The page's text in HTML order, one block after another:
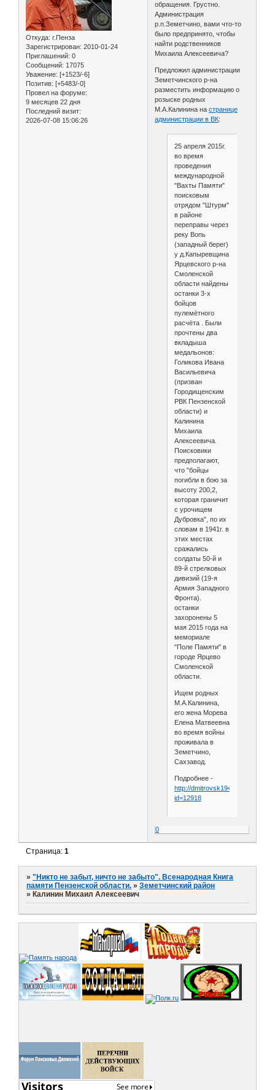
Откуда: г.Пенза
Зарегистрирован: 2010-01-24
Приглашений: 0
Сообщений: 17075
Уважение: [+1523/-6]
Позитив: [+5483/-0]
Провел на форуме:
9 месяцев 22 дня
Последний визит:
2026-07-08 15:06:26
обращения. Грустно.
Администрация
р.п.Земетчино, вами что-то
было предпринято, чтобы
найти родственников
Михаила Алексеевича?
Предложил администрации
Земетчинского р-на
разместить информацию о
розыске родных
М.А.Калинина настранице
администрации в ВК:
25 апреля 2015г.
во время
проведения
международной
"Вахты Памяти"
поисковым
отрядом "Штурм"
в районе
переправы через
реку Вопь
(западный берег)
у д.Капыревщина
Ярцевского р-на
Смоленской
области найдены
останки 3-х
бойцов
пулемётного
расчёта . Были
прочтены два
вкладыша
медальонов:
Голикова Ивана
Васильевича
(призван
Городищенским
РВК Пензенской
области) и
Калинина
Михаила
Алексеевича.
Поисковики
предполагают,
что "бойцы
погибли в бою за
высоту 200,2,
которая граничит
с урочищем
Дубровка", по их
словам в 1941г. в
этих местах
сражались
солдаты 50-й и
89-й стрелковых
дивизий (19-я
Армия Западного
Фронта).
останки
захоронены 5
мая 2015 года на
мемориале
"Поле Памяти" в
городе Ярцево
Смоленской
области.
Ищем родных
М.А.Калинина,
его жена Морева
Елена Матвеевна
во время войны
проживала в
Земетчино,
Сахзавод.
Подробнее -
http://dmitrovsk1943.mybb.ru/
id=12918
0
Страница:1
»"Никто не забыт, ничто не забыто". Всенародная Книга
памяти Пензенской области. »Земетчинский район
»Калинин Михаил Алексеевич